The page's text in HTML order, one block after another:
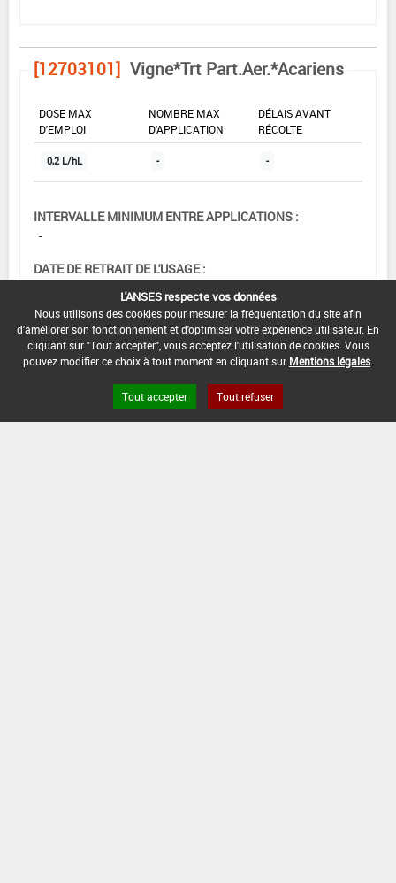
[12703101] Vigne*Trt Part.Aer.*Acariens
DOSE MAX
D'EMPLOI
NOMBRE MAX
D'APPLICATION
DÉLAIS AVANT
RÉCOLTE
0,2 L/hL - -
INTERVALLE MINIMUM ENTRE APPLICATIONS :
-
DATE DE RETRAIT DE L'USAGE :
DATE DE FIN DE DISTRIBUTION :
-
L'ANSES respecte vos données
Nous utilisons des cookies pour mesurer la fréquentation du site afin
d'améliorer son fonctionnement et d'optimiser votre expérience utilisateur. En
cliquant sur "Tout accepter", vous acceptez l'utilisation de cookies. Vous
pouvez modifier ce choix à tout moment en cliquant sur Mentions légales
Tout accepter Tout refuser